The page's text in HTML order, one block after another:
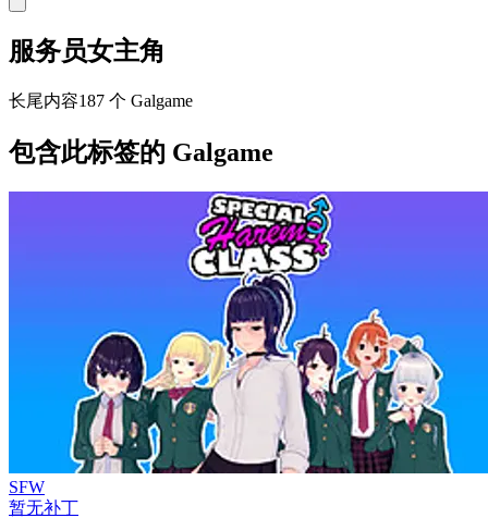
服务员女主角
长尾内容187 个 Galgame
包含此标签的 Galgame
SFW
暂无补丁